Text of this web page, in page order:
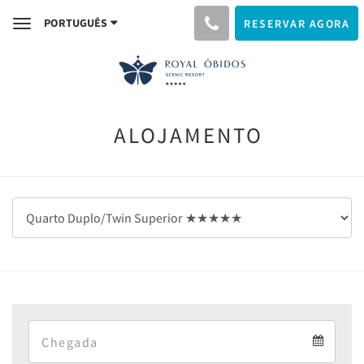
TogglePORTUGUÊS RESERVAR AGORA
ALOJAMENTO